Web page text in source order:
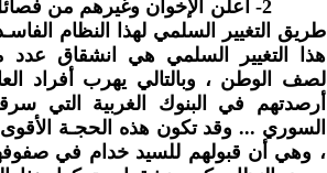
2-
أعلن الإخوان وغيرهم من
طريق التغيير السلمي لهذا النظام
هذا التغيير السلمي هي انشقاق عدد
لصف الوطن ، وبالتالي يهرب أفراد
أرصدتهم في البنوك الغربية التي
السوري ... وقد تكون هذه الحجـة
، وهي أن قبولهم للسيد خدام في